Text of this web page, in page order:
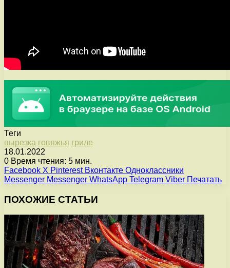
Теги
вырезка говяжья гриле
18.01.2022
0 Время чтения: 5 мин.
Facebook X Pinterest Вконтакте Одноклассники
Messenger Messenger WhatsApp Telegram Viber Печатать
ПОХОЖИЕ СТАТЬИ